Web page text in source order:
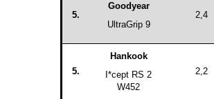
5.
Goodyear
UltraGrip 9
2,4
5.
Hankook
I*cept RS 2
W452
2,2